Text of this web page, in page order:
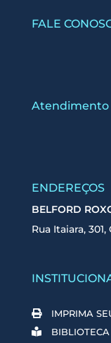
FALE
Atendimento
ENDEREÇOS
BELFORD
Rua Itaiara,
IMPRIMA
BIBLIOTECA